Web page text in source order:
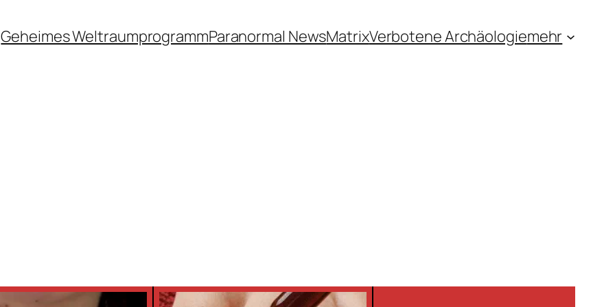
Geheimes WeltraumprogrammParanormal NewsMatrixVerbotene Archäologiemehr